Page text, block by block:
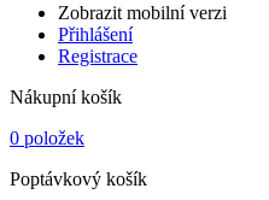
Zobrazit mobilní verzi
Přihlášení
Registrace
Nákupní košík
0 položek
Poptávkový košík